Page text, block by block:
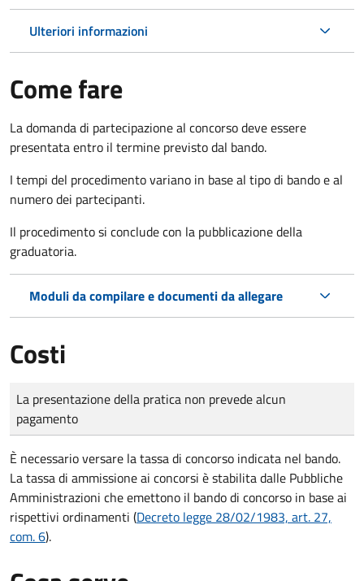
Ulteriori informazioni
Come fare
La domanda di partecipazione al concorso deve essere
presentata entro il termine previsto dal bando.
I tempi del procedimento variano in base al tipo di bando e al
numero dei partecipanti.
Il procedimento si conclude con la pubblicazione della
graduatoria.
Moduli da compilare e documenti da allegare
Costi
Tipo di pagamento
Importo
La presentazione della pratica non prevede alcun
pagamento
È necessario versare la tassa di concorso indicata nel bando.
La tassa di ammissione ai concorsi è stabilita dalle Pubbliche
Amministrazioni che emettono il bando di concorso in base ai
rispettivi ordinamenti (Decreto legge 28/02/1983, art. 27,
com. 6).